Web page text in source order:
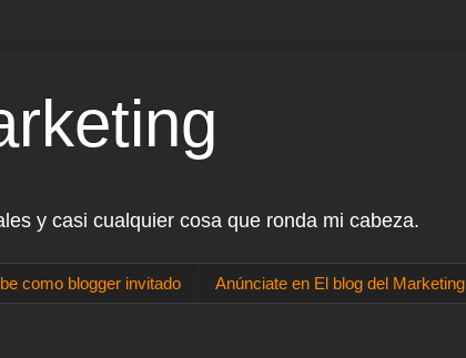
y casi cualquier cosa que ronda mi cabeza.
como blogger invitado Anúnciate en El blog del Marketing